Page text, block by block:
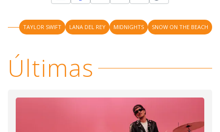
TAYLOR SWIFT LANA DEL REY MIDNIGHTS SNOW ON THE BEACH
Últimas